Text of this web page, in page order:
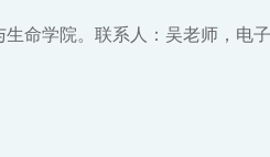
命学院。联系人：吴老师，电子